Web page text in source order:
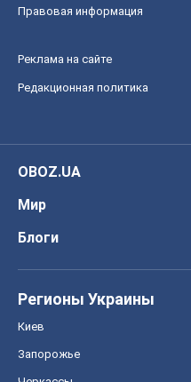
Правовая информация
Реклама на сайте
Редакционная политика
OBOZ.UA
Мир
Блоги
Регионы Украины
Киев
Запорожье